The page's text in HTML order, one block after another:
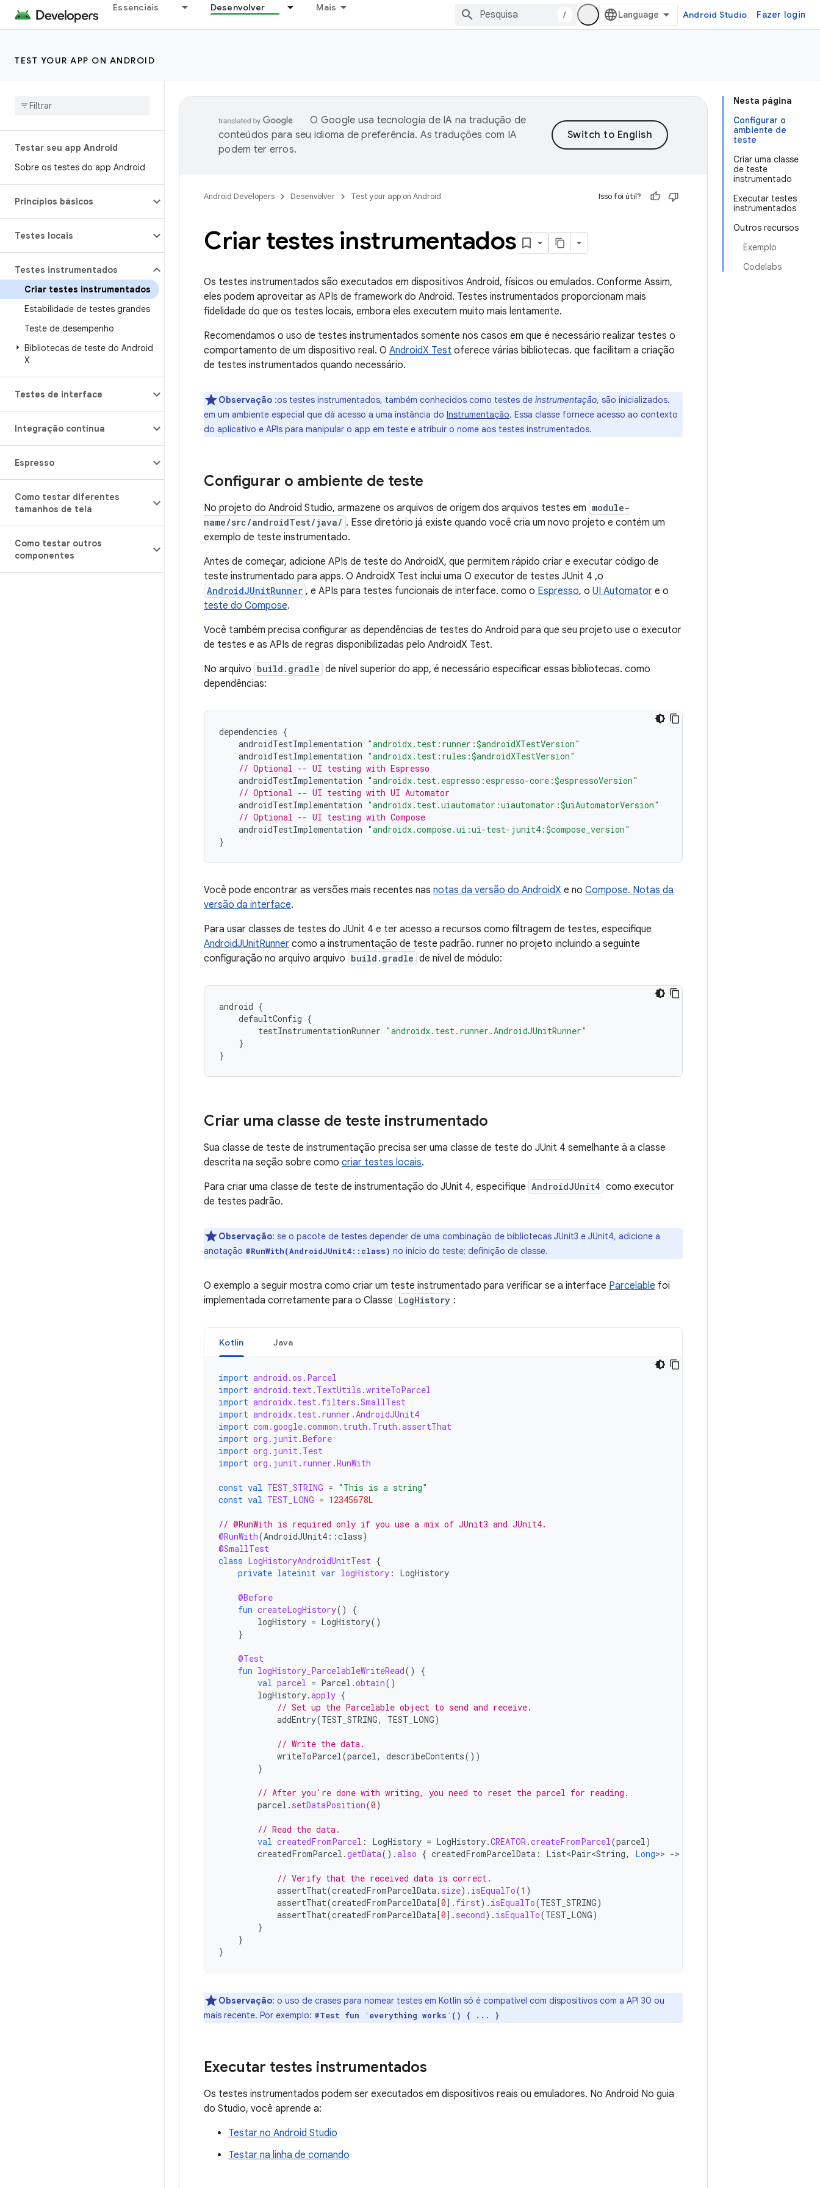
Essenciais Desenvolver Mais
/ Android Studio Fazer login
TEST YOUR APP ON ANDROID
Testar seu app Android
Sobre os testes do app Android
Princípios básicos
Testes locais
Testes instrumentados
Criar testes instrumentados
Estabilidade de testes grandes
Teste de desempenho
Bibliotecas de teste do Android
X
Testes de interface
Integração contínua
Espresso
Como testar diferentes
tamanhos de tela
Como testar outros
componentes
Nesta página
Configurar o
ambiente de
teste
Criar uma classe
de teste
instrumentado
Executar testes
instrumentados
Outros recursos
Exemplo
Codelabs
O Google usa tecnologia de IA na tradução de
conteúdos para seu idioma de preferência. As traduções com IA
podem ter erros.
Android Developers Desenvolver Test your app on Android Isso foi útil?
Criar testes instrumentados
Os testes instrumentados são executados em dispositivos Android, físicos ou emulados. Conforme Assim,
eles podem aproveitar as APIs de framework do Android. Testes instrumentados proporcionam mais
fidelidade do que os testes locais, embora eles executem muito mais lentamente.
Recomendamos o uso de testes instrumentados somente nos casos em que é necessário realizar testes o
comportamento de um dispositivo real. O AndroidX Test oferece várias bibliotecas. que facilitam a criação
de testes instrumentados quando necessário.
Observação :os testes instrumentados, também conhecidos como testes de instrumentação, são inicializados.
em um ambiente especial que dá acesso a uma instância do Instrumentação. Essa classe fornece acesso ao contexto
do aplicativo e APIs para manipular o app em teste e atribuir o nome aos testes instrumentados.
Configurar o ambiente de teste
No projeto do Android Studio, armazene os arquivos de origem dos arquivos testes em module-
name/src/androidTest/java/ . Esse diretório já existe quando você cria um novo projeto e contém um
exemplo de teste instrumentado.
Antes de começar, adicione APIs de teste do AndroidX, que permitem rápido criar e executar código de
teste instrumentado para apps. O AndroidX Test inclui uma O executor de testes JUnit 4 ,o
AndroidJUnitRunner , e APIs para testes funcionais de interface. como o Espresso, o UI Automator e o
teste do Compose.
Você também precisa configurar as dependências de testes do Android para que seu projeto use o executor
de testes e as APIs de regras disponibilizadas pelo AndroidX Test.
No arquivo build.gradle de nível superior do app, é necessário especificar essas bibliotecas. como
dependências:
dependencies {
androidTestImplementation "androidx.test:runner:$androidXTestVersion"
androidTestImplementation "androidx.test:rules:$androidXTestVersion"
// Optional -- UI testing with Espresso
androidTestImplementation "androidx.test.espresso:espresso-core:$espressoVersion"
// Optional -- UI testing with UI Automator
androidTestImplementation "androidx.test.uiautomator:uiautomator:$uiAutomatorVersion"
// Optional -- UI testing with Compose
androidTestImplementation "androidx.compose.ui:ui-test-junit4:$compose_version"
}
Você pode encontrar as versões mais recentes nas notas da versão do AndroidX e no Compose. Notas da
versão da interface.
Para usar classes de testes do JUnit 4 e ter acesso a recursos como filtragem de testes, especifique
AndroidJUnitRunner como a instrumentação de teste padrão. runner no projeto incluindo a seguinte
configuração no arquivo arquivo build.gradle de nível de módulo:
android {
defaultConfig {
testInstrumentationRunner "androidx.test.runner.AndroidJUnitRunner"
}
}
Criar uma classe de teste instrumentado
Sua classe de teste de instrumentação precisa ser uma classe de teste do JUnit 4 semelhante à a classe
descrita na seção sobre como criar testes locais.
Para criar uma classe de teste de instrumentação do JUnit 4, especifique AndroidJUnit4 como executor
de testes padrão.
Observação: se o pacote de testes depender de uma combinação de bibliotecas JUnit3 e JUnit4, adicione a
anotação @RunWith(AndroidJUnit4::class) no início do teste; definição de classe.
O exemplo a seguir mostra como criar um teste instrumentado para verificar se a interface Parcelable foi
implementada corretamente para o Classe LogHistory :
Kotlin Java
import android.os.Parcel
import android.text.TextUtils.writeToParcel
import androidx.test.filters.SmallTest
import androidx.test.runner.AndroidJUnit4
import com.google.common.truth.Truth.assertThat
import org.junit.Before
import org.junit.Test
import org.junit.runner.RunWith
const val TEST_STRING = "This is a string"
const val TEST_LONG = 12345678L
// @RunWith is required only if you use a mix of JUnit3 and JUnit4.
@RunWith(AndroidJUnit4 ::class)
@SmallTest
class LogHistoryAndroidUnitTest {
private lateinit var logHistory : LogHistory
@Before
fun createLogHistory()
{
logHistory = LogHistory()
}
@Test
fun logHistory_ParcelableWriteRead()
{
val parcel = Parcel .obtain()
logHistory.apply {
// Set up the Parcelable object to send and receive.
addEntry(TEST_STRING, TEST_LONG)
// Write the data.
writeToParcel(parcel, describeContents())
}
// After you're done with writing, you need to reset the parcel for reading.
parcel . setDataPosition(0)
// Read the data.
val createdFromParcel : LogHistory = LogHistory.CREATOR .createFromParcel(parcel)
createdFromParcel .getData().also { createdFromParcelData : List<Pair<String, Long>> ->
// Verify that the received data is correct.
assertThat(createdFromParcelData. size). isEqualTo(1 )
assertThat(createdFromParcelData[0] . first). isEqualTo(TEST_STRING)
assertThat(createdFromParcelData[0] . second). isEqualTo(TEST_LONG)
}
}
}
Observação: o uso de crases para nomear testes em Kotlin só é compatível com dispositivos com a API 30 ou
mais recente. Por exemplo: @Test fun `everything works`() { ... }
Executar testes instrumentados
Os testes instrumentados podem ser executados em dispositivos reais ou emuladores. No Android No guia
do Studio, você aprende a:
Testar no Android Studio
Testar na linha de comando